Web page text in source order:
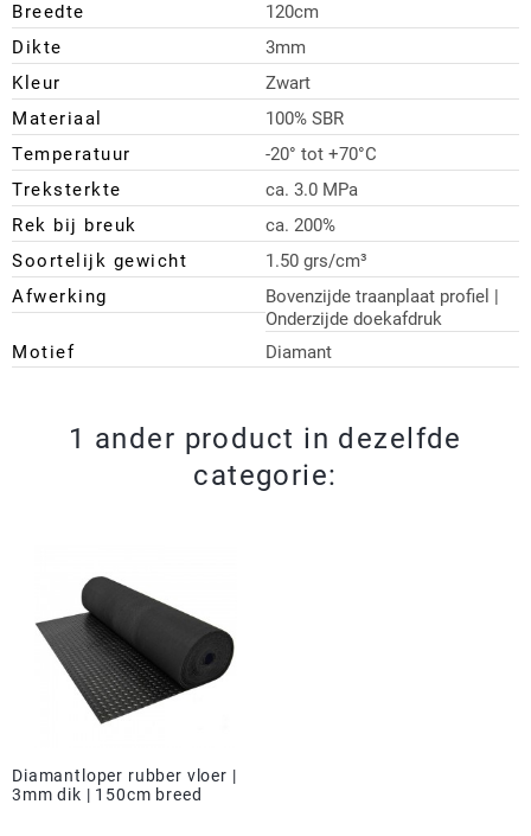
Breedte
120cm
Dikte
3mm
Kleur
Zwart
Materiaal
100% SBR
Temperatuur
-20° tot +70°C
Treksterkte
ca. 3.0 MPa
Rek bij breuk
ca. 200%
Soortelijk gewicht
1.50 grs/cm³
Afwerking
Bovenzijde traanplaat profiel |
Onderzijde doekafdruk
Motief
Diamant
1 ander product in dezelfde
categorie:
Diamantloper rubber vloer |
3mm dik | 150cm breed